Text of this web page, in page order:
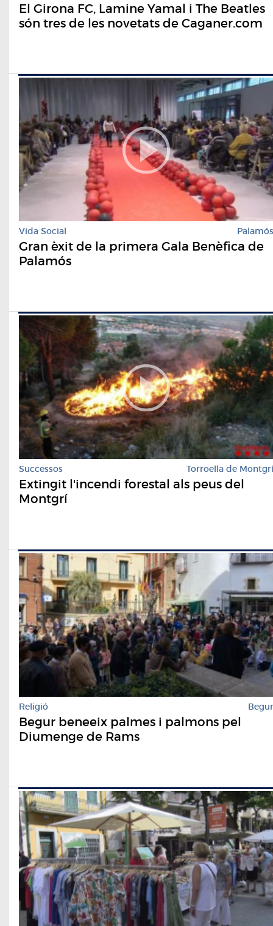
El Girona FC, Lamine Yamal i The Beatles
són tres de les novetats de Caganer.com
Vida Social Palamós
Gran èxit de la primera Gala Benèfica de
Palamós
Successos Torroella de Montgrí
Extingit l'incendi forestal als peus del
Montgrí
Religió Begur
Begur beneeix palmes i palmons pel
Diumenge de Rams